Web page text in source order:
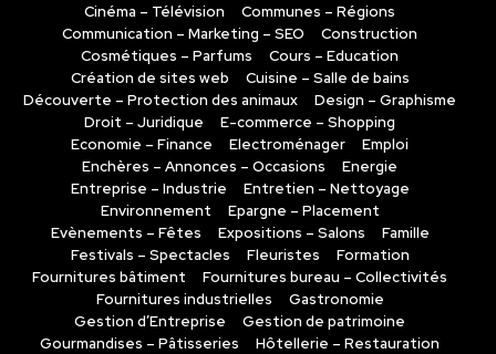
Cinéma – Télévision
Communes – Régions
Communication – Marketing – SEO
Construction
Cosmétiques – Parfums
Cours – Education
Création de sites web
Cuisine – Salle de bains
Découverte – Protection des animaux
Design – Graphisme
Droit – Juridique
E-commerce – Shopping
Economie – Finance
Electroménager
Emploi
Enchères – Annonces – Occasions
Energie
Entreprise – Industrie
Entretien – Nettoyage
Environnement
Epargne – Placement
Evènements – Fêtes
Expositions – Salons
Famille
Festivals – Spectacles
Fleuristes
Formation
Fournitures bâtiment
Fournitures bureau – Collectivités
Fournitures industrielles
Gastronomie
Gestion d’Entreprise
Gestion de patrimoine
Gourmandises – Pâtisseries
Hôtellerie – Restauration